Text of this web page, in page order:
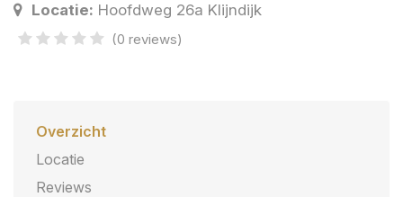
Locatie: Hoofdweg 26a Klijndijk
(0 reviews)
Overzicht
Locatie
Reviews